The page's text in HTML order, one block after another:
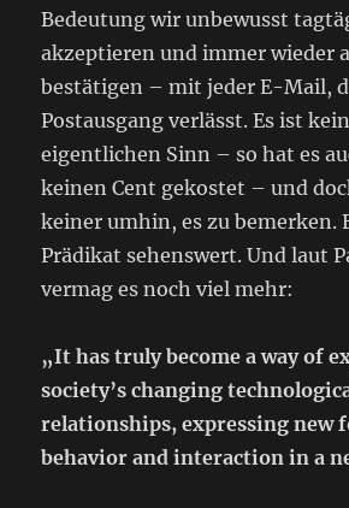
Bedeutung wir unbewusst
akzeptieren und immer wieder
bestätigen – mit jeder E-Mail,
Postausgang verlässt. Es ist
eigentlichen Sinn – so hat es
keinen Cent gekostet – und
keiner umhin, es zu bemerken.
Prädikat sehenswert. Und laut
vermag es noch viel mehr:
„It has truly become a way of
society’s changing
relationships, expressing new
behavior and interaction in a